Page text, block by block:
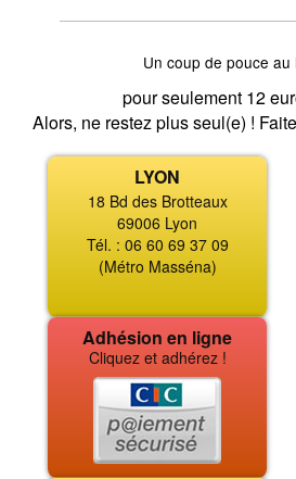
Un coup de pouce au
pour seulement 12
Alors, ne restez plus seul(e) !
LYON
18 Bd des Brotteaux
69006 Lyon
Tél. : 06 60 69 37 09
(Métro Masséna)
Adhésion en ligne
Cliquez et adhérez !